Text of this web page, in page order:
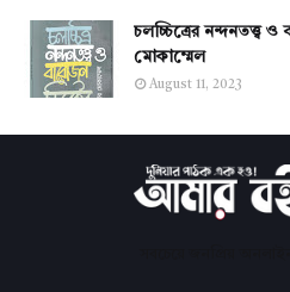
চলচ্চিত্রের নন্দনতত্ত্ব
মোকাম্মেল
August 11, 2023